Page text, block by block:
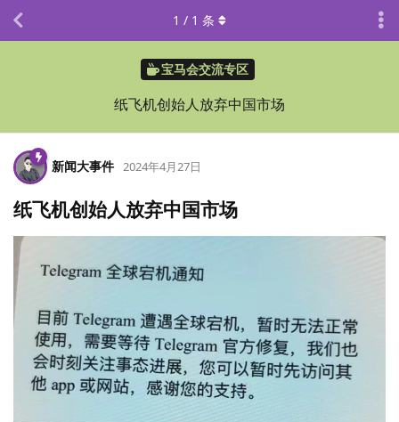
宝马会交流专区
纸飞机创始人放弃中国市场
1 / 1 条
新闻大事件 2024年4月27日
纸飞机创始人放弃中国市场